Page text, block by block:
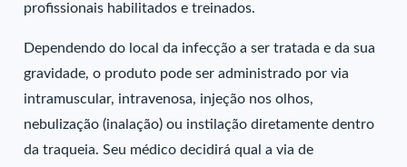
profissionais habilitados e treinados.
Dependendo do local da infecção a ser tratada e da sua
gravidade, o produto pode ser administrado por via
intramuscular, intravenosa, injeção nos olhos,
nebulização (inalação) ou instilação diretamente dentro
da traqueia. Seu médico decidirá qual a via de